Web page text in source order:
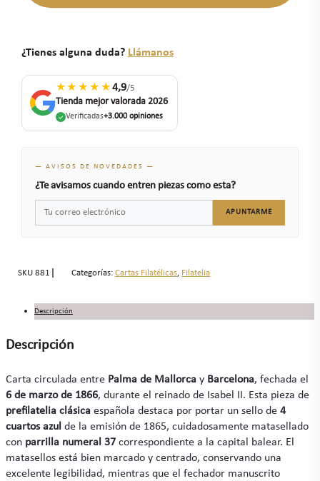
¿Tienes alguna duda? Llámanos
★★★★★4,9/5
Tienda mejor valorada 2026
Verificadas+3.000 opiniones
— AVISOS DE NOVEDADES —
¿Te avisamos cuando entren piezas como esta?
APUNTARME
SKU881 Categorías: Cartas Filatélicas, Filatelia
Descripción
Descripción
Carta circulada entre Palma de Mallorca y Barcelona, fechada el
6 de marzo de 1866, durante el reinado de Isabel II. Esta pieza de
prefilatelia clásica española destaca por portar un sello de 4
cuartos azul de la emisión de 1865, cuidadosamente matasellado
con parrilla numeral 37 correspondiente a la capital balear. El
matasellos está bien marcado y centrado, conservando una
excelente legibilidad, mientras que el fechador manuscrito